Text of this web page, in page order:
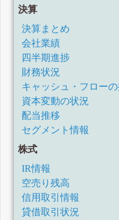
決算
決算まとめ
会社業績
四半期進捗
財務状況
キャッシュ・フロー
資本変動の状況
配当推移
セグメント情報
株式
IR情報
空売り残高
信用取引情報
貸借取引状況